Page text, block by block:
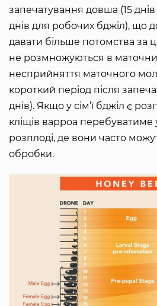
запечатування довша (15 днів
днів для робочих бджіл), що
давати більше потомства за
не розмножуються в
несприйняття маточного
короткий період після
днів). Якщо у сім’ї бджіл є
кліщів варроа перебуватиме
розплоді, де вони часто
обробки.